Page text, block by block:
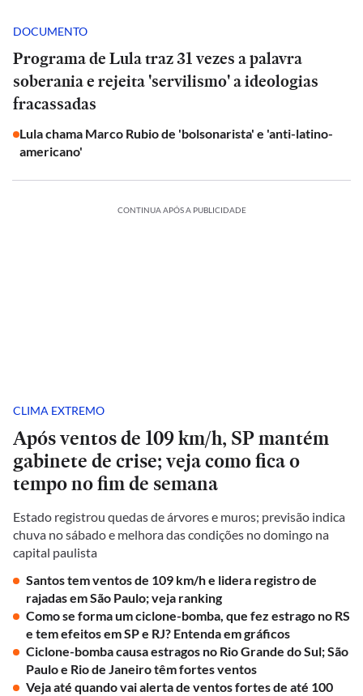
DOCUMENTO
Programa de Lula traz 31 vezes a palavra
soberania e rejeita 'servilismo' a ideologias
fracassadas
Lula chama Marco Rubio de 'bolsonarista' e 'anti-latino-
americano'
CONTINUA APÓS A PUBLICIDADE
CLIMA EXTREMO
Após ventos de 109 km/h, SP mantém
gabinete de crise; veja como fica o
tempo no fim de semana
Estado registrou quedas de árvores e muros; previsão indica
chuva no sábado e melhora das condições no domingo na
capital paulista
Santos tem ventos de 109 km/h e lidera registro de
rajadas em São Paulo; veja ranking
Como se forma um ciclone-bomba, que fez estrago no RS
e tem efeitos em SP e RJ? Entenda em gráficos
Ciclone-bomba causa estragos no Rio Grande do Sul; São
Paulo e Rio de Janeiro têm fortes ventos
Veja até quando vai alerta de ventos fortes de até 100